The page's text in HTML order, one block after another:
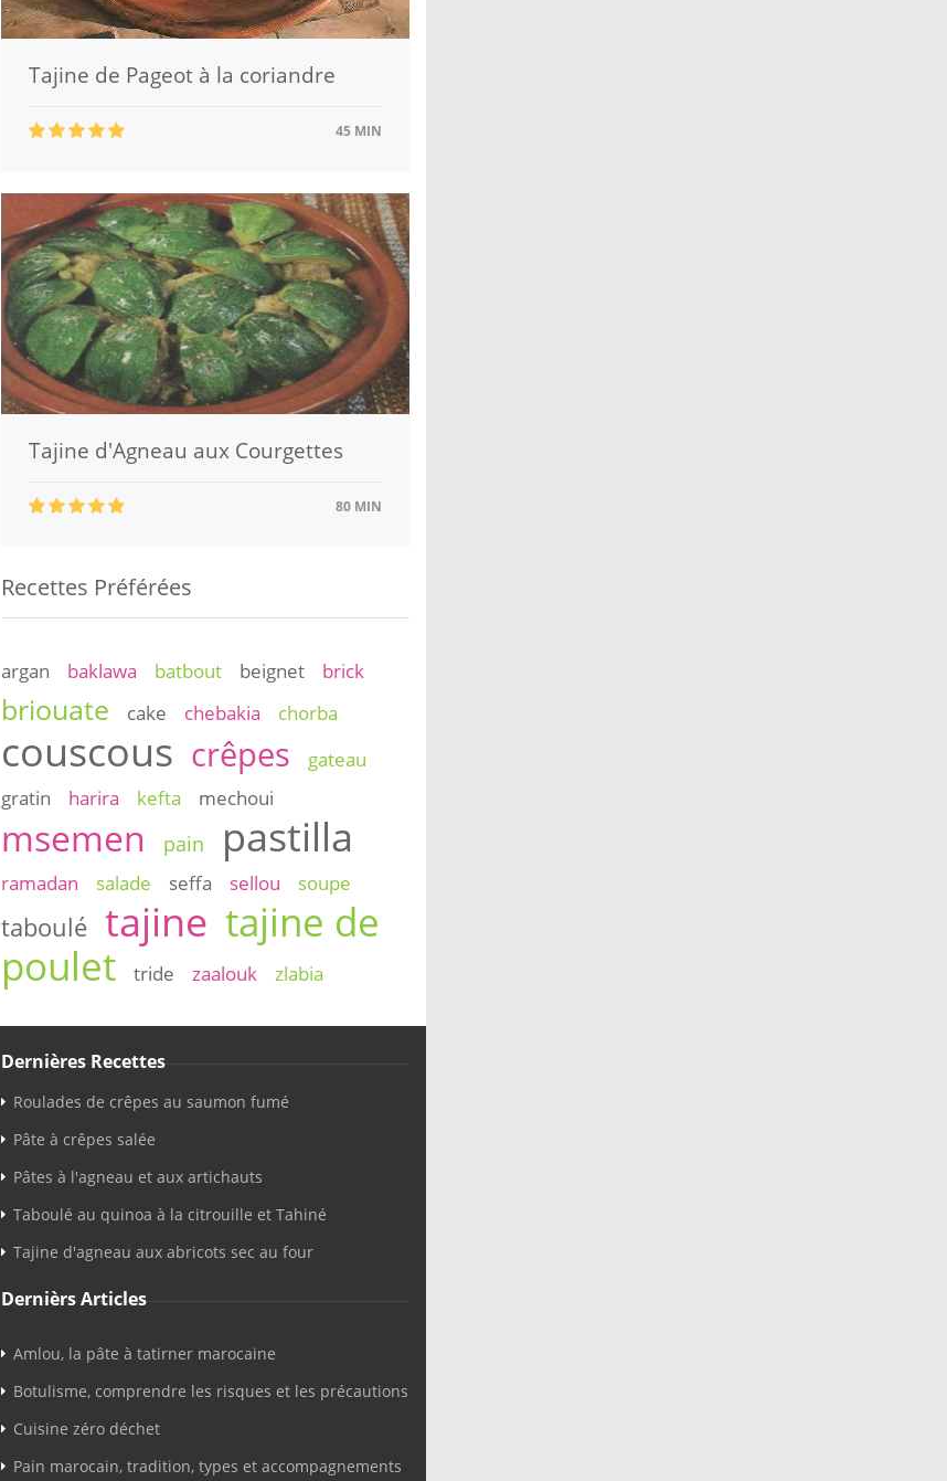
Tajine de Pageot à la coriandre
45 MIN
Tajine d'Agneau aux Courgettes
80 MIN
Recettes Préférées
argan baklawa batbout beignet brick
briouate cake chebakia chorba
couscous crêpes
gateau
gratin
harira kefta mechoui
msemen pain pastilla
ramadan salade seffa sellou soupe
taboulé tajine tajine de
poulet
tride zaalouk zlabia
Dernières Recettes
Roulades de crêpes au saumon fumé
Pâte à crêpes salée
Pâtes à l'agneau et aux artichauts
Taboulé au quinoa à la citrouille et Tahiné
Tajine d'agneau aux abricots sec au four
Dernièrs Articles
Amlou, la pâte à tatirner marocaine
Botulisme, comprendre les risques et les précautions
Cuisine zéro déchet
Pain marocain, tradition, types et accompagnements